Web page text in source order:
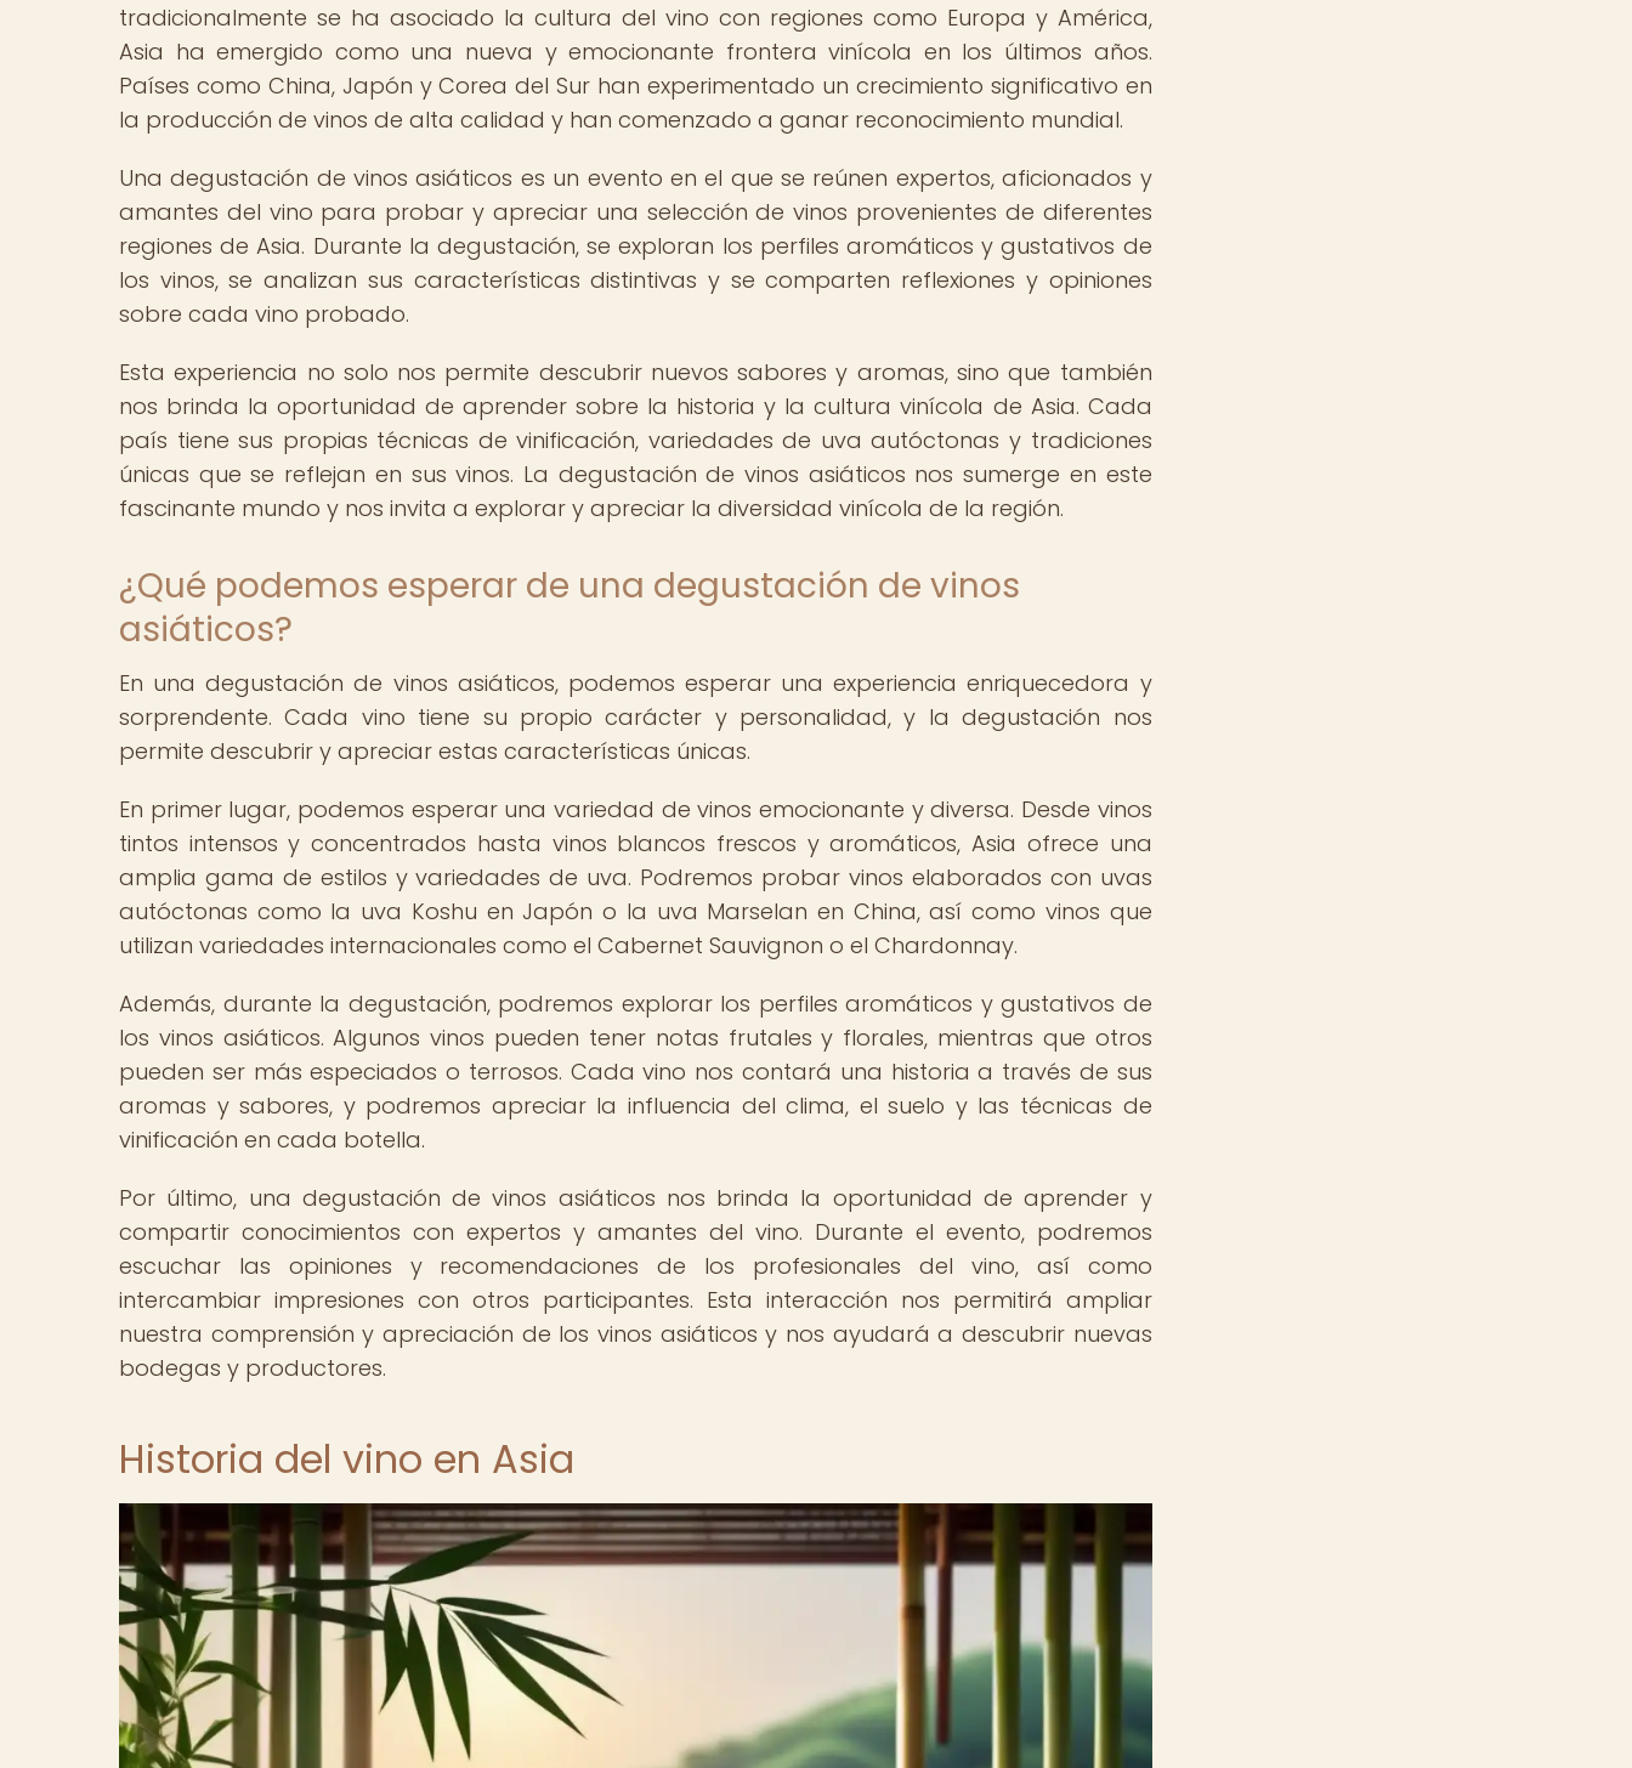
tradicionalmente se ha asociado la cultura del vino con regiones como Europa y América,
Asia ha emergido como una nueva y emocionante frontera vinícola en los últimos años.
Países como China, Japón y Corea del Sur han experimentado un crecimiento significativo en
la producción de vinos de alta calidad y han comenzado a ganar reconocimiento mundial.
Una degustación de vinos asiáticos es un evento en el que se reúnen expertos, aficionados y
amantes del vino para probar y apreciar una selección de vinos provenientes de diferentes
regiones de Asia. Durante la degustación, se exploran los perfiles aromáticos y gustativos de
los vinos, se analizan sus características distintivas y se comparten reflexiones y opiniones
sobre cada vino probado.
Esta experiencia no solo nos permite descubrir nuevos sabores y aromas, sino que también
nos brinda la oportunidad de aprender sobre la historia y la cultura vinícola de Asia. Cada
país tiene sus propias técnicas de vinificación, variedades de uva autóctonas y tradiciones
únicas que se reflejan en sus vinos. La degustación de vinos asiáticos nos sumerge en este
fascinante mundo y nos invita a explorar y apreciar la diversidad vinícola de la región.
¿Qué podemos esperar de una degustación de vinos
asiáticos?
En una degustación de vinos asiáticos, podemos esperar una experiencia enriquecedora y
sorprendente. Cada vino tiene su propio carácter y personalidad, y la degustación nos
permite descubrir y apreciar estas características únicas.
En primer lugar, podemos esperar una variedad de vinos emocionante y diversa. Desde vinos
tintos intensos y concentrados hasta vinos blancos frescos y aromáticos, Asia ofrece una
amplia gama de estilos y variedades de uva. Podremos probar vinos elaborados con uvas
autóctonas como la uva Koshu en Japón o la uva Marselan en China, así como vinos que
utilizan variedades internacionales como el Cabernet Sauvignon o el Chardonnay.
Además, durante la degustación, podremos explorar los perfiles aromáticos y gustativos de
los vinos asiáticos. Algunos vinos pueden tener notas frutales y florales, mientras que otros
pueden ser más especiados o terrosos. Cada vino nos contará una historia a través de sus
aromas y sabores, y podremos apreciar la influencia del clima, el suelo y las técnicas de
vinificación en cada botella.
Por último, una degustación de vinos asiáticos nos brinda la oportunidad de aprender y
compartir conocimientos con expertos y amantes del vino. Durante el evento, podremos
escuchar las opiniones y recomendaciones de los profesionales del vino, así como
intercambiar impresiones con otros participantes. Esta interacción nos permitirá ampliar
nuestra comprensión y apreciación de los vinos asiáticos y nos ayudará a descubrir nuevas
bodegas y productores.
Historia del vino en Asia